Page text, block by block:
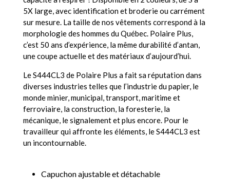
5X large, avec identification et broderie ou carrément
sur mesure. La taille de nos vêtements correspond à la
morphologie des hommes du Québec. Polaire Plus,
c’est 50 ans d’expérience, la même durabilité d’antan,
une coupe actuelle et des matériaux d’aujourd’hui.
Le S444CL3 de Polaire Plus a fait sa réputation dans
diverses industries telles que l’industrie du papier, le
monde minier, municipal, transport, maritime et
ferroviaire, la construction, la foresterie, la
mécanique, le signalement et plus encore. Pour le
travailleur qui affronte les éléments, le S444CL3 est
un incontournable.
Capuchon ajustable et détachable